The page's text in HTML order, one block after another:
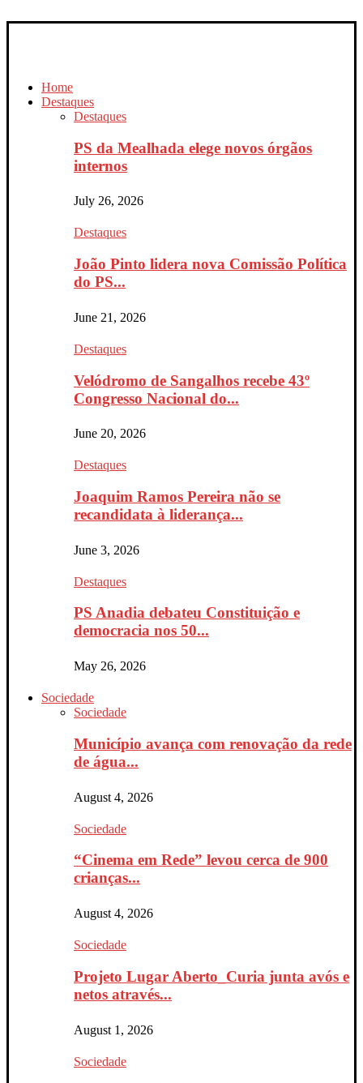
Home
Destaques
Destaques
PS da Mealhada elege novos órgãos
internos
July 26, 2026
Destaques
João Pinto lidera nova Comissão Política
do PS...
June 21, 2026
Destaques
Velódromo de Sangalhos recebe 43º
Congresso Nacional do...
June 20, 2026
Destaques
Joaquim Ramos Pereira não se
recandidata à liderança...
June 3, 2026
Destaques
PS Anadia debateu Constituição e
democracia nos 50...
May 26, 2026
Sociedade
Sociedade
Município avança com renovação da rede
de água...
August 4, 2026
Sociedade
“Cinema em Rede” levou cerca de 900
crianças...
August 4, 2026
Sociedade
Projeto Lugar Aberto_Curia junta avós e
netos através...
August 1, 2026
Sociedade